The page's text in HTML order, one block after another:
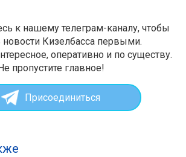
к нашему телеграм-каналу, чтобы
новости Кизелбасса первыми.
оперативно и по существу.
Не пропустите главное!
Присоединиться